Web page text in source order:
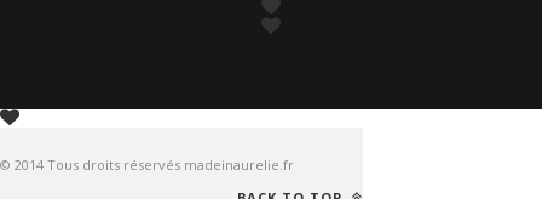
© 2014 Tous droits réservés madeinaurelie.fr